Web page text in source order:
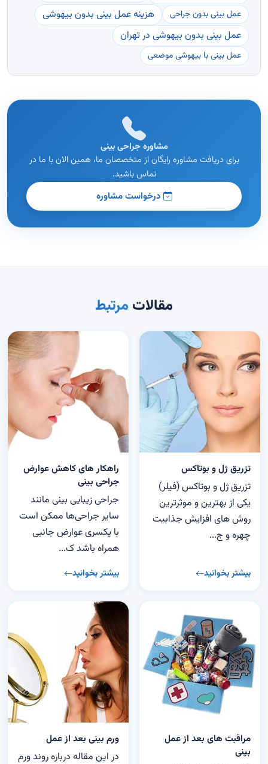
عمل بینی بدون جراحی
هزینه عمل بینی بدون بیهوشی
عمل بینی بدون بیهوشی در تهران
عمل بینی با بیهوشی موضعی
مشاوره جراحی بینی
برای دریافت مشاوره رایگان از متخصصان ما، همین الان با ما در
تماس باشید.
درخواست مشاوره
مقالاتمرتبط
تزریق ژل و بوتاکس
تزریق ژل و بوتاکس (فیلر)
یکی از بهترین و موثرترین
روش های افزایش جذابیت
چهره و ج...
بیشتر بخوانید
راهکار های کاهش عوارض
جراحی بینی
جراحی زیبایی بینی مانند
سایر جراحی‌ها ممکن است
با یکسری عوارض جانبی
همراه باشد ک...
بیشتر بخوانید
مراقبت های بعد از عمل
بینی
ورم بینی بعد از عمل
در این مقاله درباره روند ورم